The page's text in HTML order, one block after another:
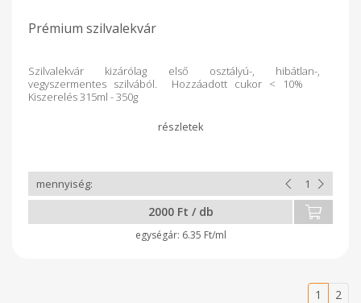
Prémium szilvalekvár
Szilvalekvár kizárólag első osztályú-, hibátlan-,
vegyszermentes szilvából. Hozzáadott cukor < 10%
Kiszerelés 315ml - 350g
2000 Ft / db
6.35 Ft/ml
1 2